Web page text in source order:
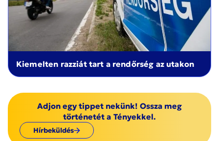
Kiemelten razziát tart a rendőrség az utakon
Adjon egy tippet nekünk! Ossza meg
történetét a Tényekkel.
Hírbeküldés